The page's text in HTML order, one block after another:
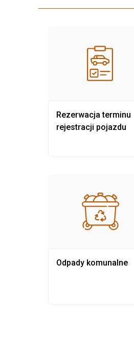
Rezerwacja terminu
rejestracji pojazdu
Odpady komunalne